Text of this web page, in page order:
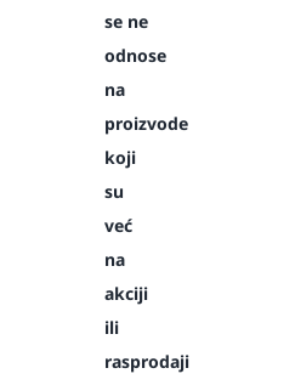
se ne
odnose
na
proizvode
koji
su
već
na
akciji
ili
rasprodaji